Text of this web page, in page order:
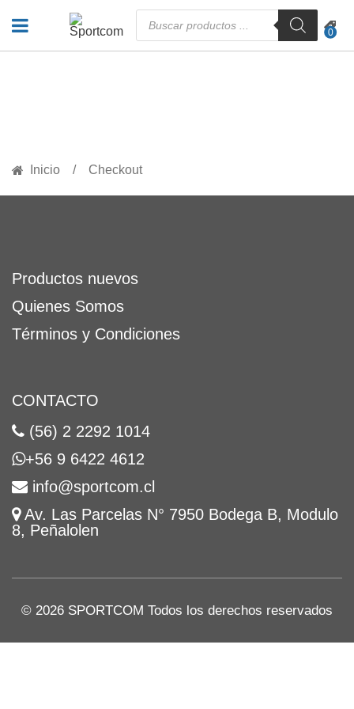
Búsqueda
de
productos
0
Inicio Checkout
Productos nuevos
Quienes Somos
Términos y Condiciones
CONTACTO
(56) 2 2292 1014
+56 9 6422 4612
info@sportcom.cl
Av. Las Parcelas N° 7950 Bodega B, Modulo
8, Peñalolen
© 2026 SPORTCOM Todos los derechos reservados